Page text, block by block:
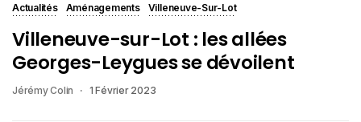
Actualités Aménagements Villeneuve-Sur-Lot
Villeneuve-sur-Lot : les allées
Georges-Leygues se dévoilent
Jérémy Colin 1 Février 2023